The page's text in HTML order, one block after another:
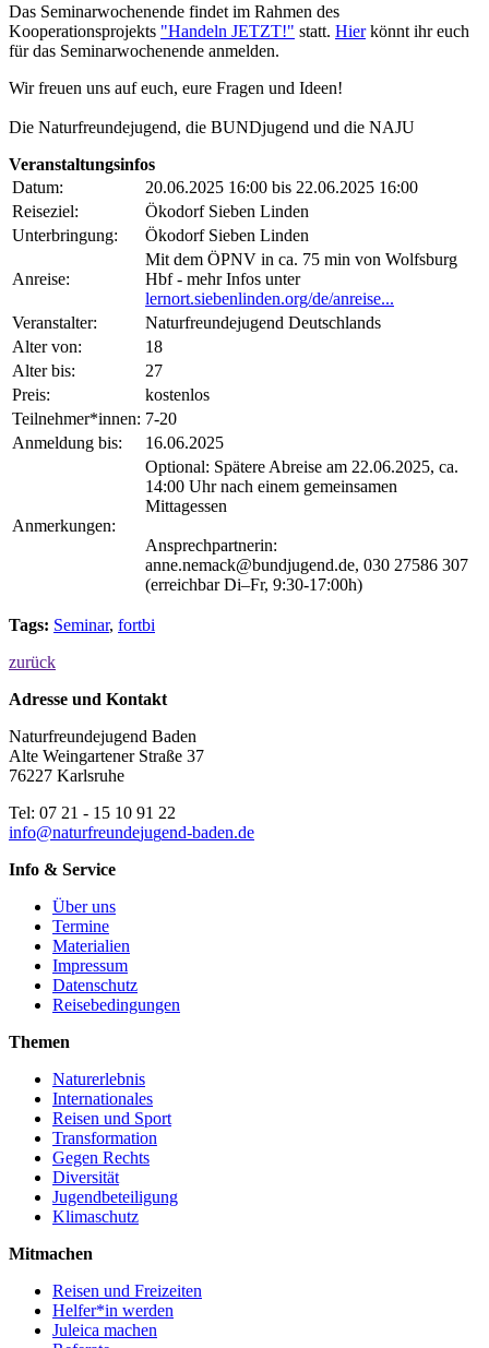
Das Seminarwochenende findet im Rahmen des
Kooperationsprojekts "Handeln JETZT!" statt. Hierkönnt ihr euch
für das Seminarwochenende anmelden.
Wir freuen uns auf euch, eure Fragen und Ideen!
Die Naturfreundejugend, die BUNDjugend und die NAJU
Veranstaltungsinfos
Datum:
20.06.2025 16:00 bis 22.06.2025 16:00
Reiseziel:
Ökodorf Sieben Linden
Unterbringung:
Ökodorf Sieben Linden
Anreise:
Mit dem ÖPNV in ca. 75 min von Wolfsburg
Hbf - mehr Infos unter
lernort.siebenlinden.org/de/anreise...
Veranstalter:
Naturfreundejugend Deutschlands
Alter von:
18
Alter bis:
27
Preis:
kostenlos
Teilnehmer*innen: 7-20
Anmeldung bis:
16.06.2025
Anmerkungen:
Optional: Spätere Abreise am 22.06.2025, ca.
14:00 Uhr nach einem gemeinsamen
Mittagessen
Ansprechpartnerin:
anne.nemack@bundjugend.de, 030 27586 307
(erreichbar Di–Fr, 9:30-17:00h)
Tags: Seminar, fortbi
zurück
Adresse und Kontakt
Naturfreundejugend Baden
Alte Weingartener Straße 37
76227 Karlsruhe
Tel: 07 21 - 15 10 91 22
info naturfreundejugend-baden.de
Info & Service
Über uns
Termine
Materialien
Impressum
Datenschutz
Reisebedingungen
Themen
Naturerlebnis
Internationales
Reisen und Sport
Transformation
Gegen Rechts
Diversität
Jugendbeteiligung
Klimaschutz
Mitmachen
Reisen und Freizeiten
Helfer*in werden
Juleica machen